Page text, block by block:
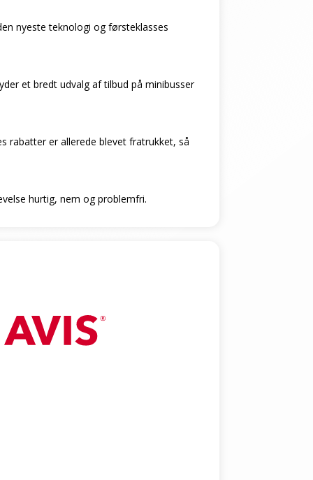
nyeste teknologi og førsteklasses
et bredt udvalg af tilbud på minibusser
rabatter er allerede blevet fratrukket, så
hurtig, nem og problemfri.